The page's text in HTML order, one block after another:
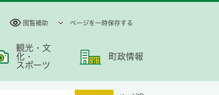
閲覧補助 ページを一時保存する
観光・文
化・
スポーツ
町政情報